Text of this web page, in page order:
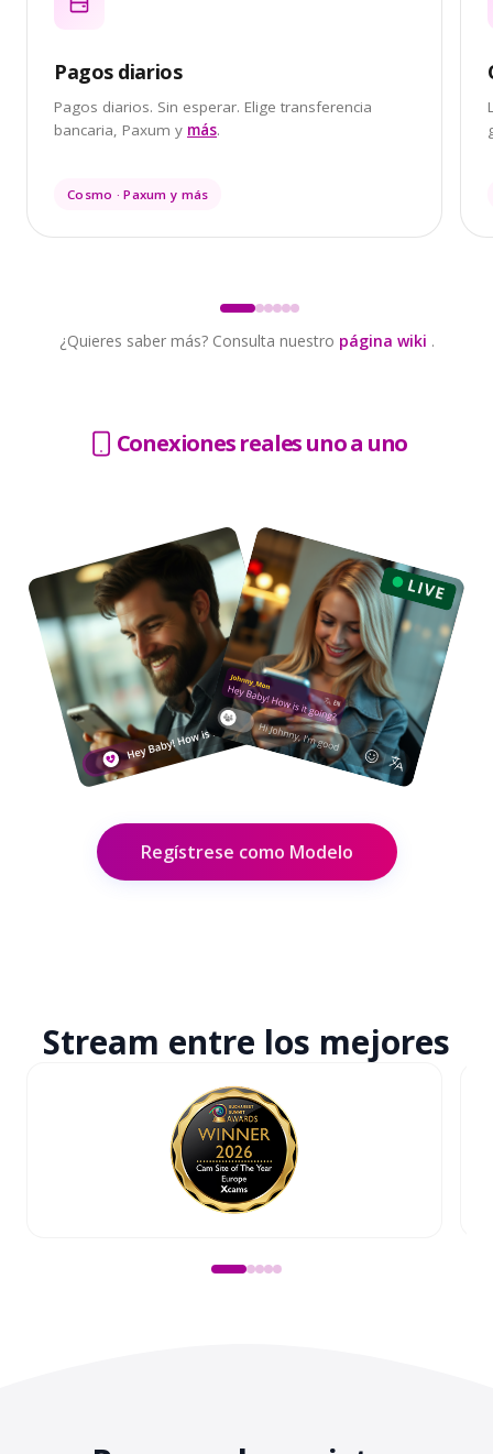
Pagos diarios
Pagos diarios. Sin esperar. Elige transferencia
bancaria, Paxum y más.
Cosmo · Paxum y más
¿Quieres saber más? Consulta nuestro página wiki .
Conexiones reales uno a uno
Regístrese como Modelo
Stream entre los mejores